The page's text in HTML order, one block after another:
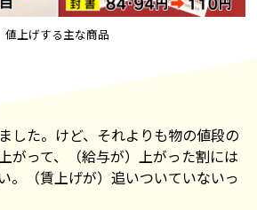
値上げする主な商品
した。けど、それよりも物の値段の
がって、（給与が）上がった割には
。（賃上げが）追いついていないっ